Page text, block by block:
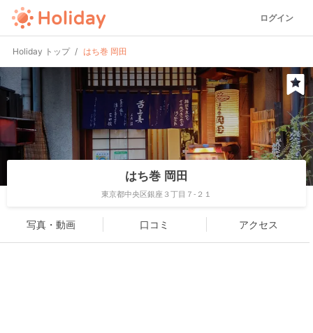
ログイン
Holiday トップ はち巻 岡田
はち巻 岡田
東京都中央区銀座３丁目７-２１
写真・動画 口コミ アクセス